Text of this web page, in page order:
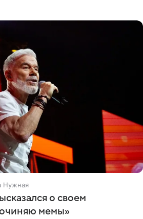
Нужная
о своем
мемы»